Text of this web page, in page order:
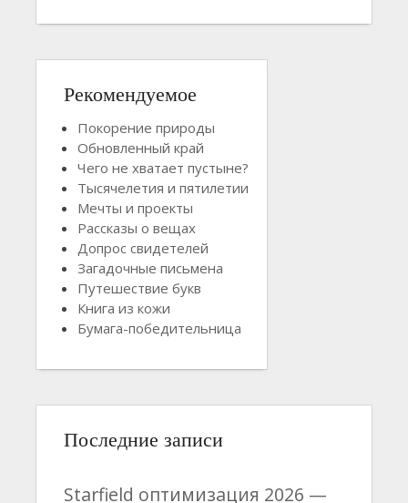
Рекомендуемое
Покорение природы
Обновленный край
Чего не хватает пустыне?
Тысячелетия и пятилетии
Мечты и проекты
Рассказы о вещах
Допрос свидетелей
Загадочные письмена
Путешествие букв
Книга из кожи
Бумага-победительница
Последние записи
Starfield оптимизация 2026 —